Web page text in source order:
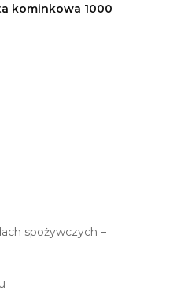
kominkowa 1000
spożywczych –